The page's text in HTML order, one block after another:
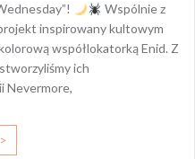
Wspólnie z
inspirowany kultowym
współlokatorką Enid. Z
ich
Nevermore,